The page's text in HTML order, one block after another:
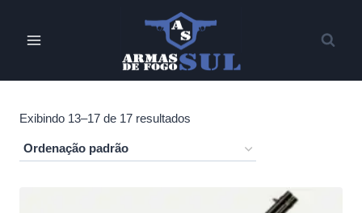
Exibindo 13–17 de 17 resultados